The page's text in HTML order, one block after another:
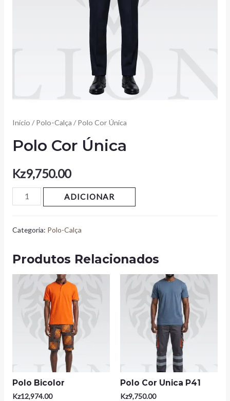
Início /Polo-Calça / Polo Cor Única
Polo Cor Única
Kz9,750.00
ADICIONAR
Categoria: Polo-Calça
Produtos Relacionados
Polo Bicolor
Kz12,974.00
Polo Cor Unica P41
Kz9,750.00